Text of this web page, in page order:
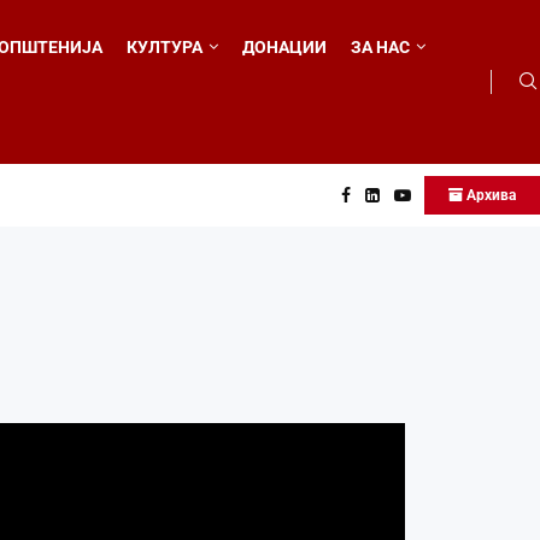
КУЛТУРА ДОНАЦИИ ЗА НАС
Архива